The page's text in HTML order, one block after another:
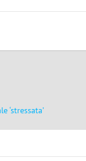
‘stressata’